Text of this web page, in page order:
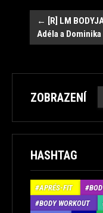
Navigace
← [R] LM
Adéla a Dominika
ZOBRAZENÍ
HASHTAG
APRÉS-FIT
BODY WORKOUT